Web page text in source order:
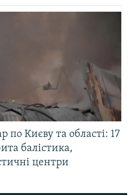
по Києву та області: 17
балістика,
центри